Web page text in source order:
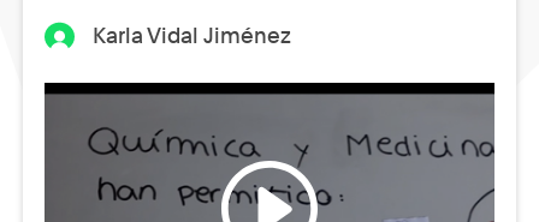
Karla Vidal Jiménez